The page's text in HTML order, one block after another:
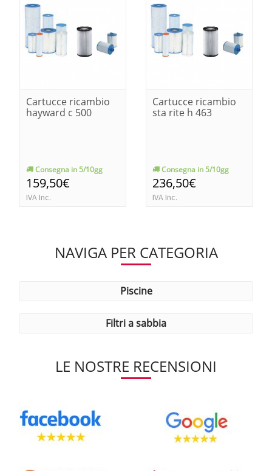
Cartucce ricambio
hayward c 500
Consegna in 5/10gg
159,50€
IVA Inc.
Cartucce ricambio
sta rite h 463
Consegna in 5/10gg
236,50€
IVA Inc.
NAVIGA PER CATEGORIA
piscine
filtri a sabbia
LE NOSTRE RECENSIONI